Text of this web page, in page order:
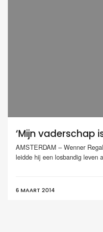
‘Mijn vaderschap
AMSTERDAM – Wenner
leidde hij een losbandig leven
6 MAART 2014